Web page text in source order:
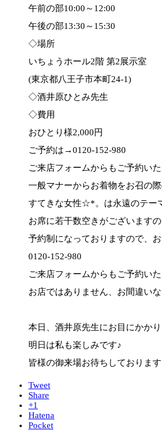
午前の部10:00～12:00
午後の部13:30～15:30
◇場所
いちょうホール2階 第2展示室
(東京都八王子市本町24-1)
◇酒井原ひとみ先生
◇費用
おひとり様2,000円
ご予約は→0120-152-980
ご来店フォームからもご予約いた
一般マナーからお着物をお召の
すてきな女性☆*。は永遠のテー
お席に若干数空きがございます
予約制になっておりますので、
0120-152-980
ご来店フォームからもご予約いた
お店ではありません、お間違いな
本日、酒井原先生にお目にかか
明日は私も楽しみです♪
皆様の御来場お待ちしております
Tweet
Share
+1
Hatena
Pocket